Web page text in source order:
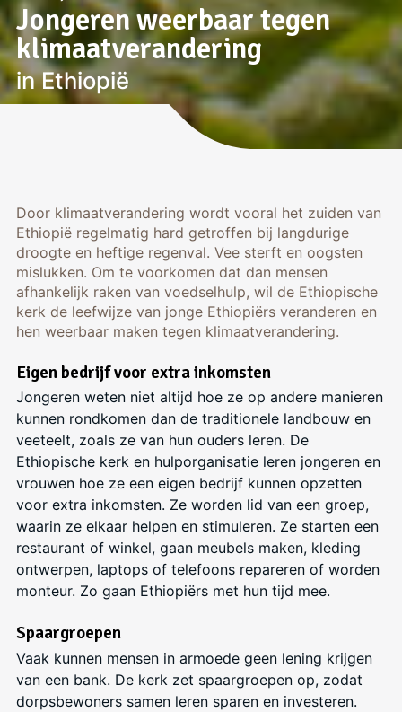
Jongeren weerbaar tegen
klimaatverandering
in Ethiopië
Door klimaatverandering wordt vooral het zuiden van
Ethiopië regelmatig hard getroffen bij langdurige
droogte en heftige regenval. Vee sterft en oogsten
mislukken. Om te voorkomen dat dan mensen
afhankelijk raken van voedselhulp, wil de Ethiopische
kerk de leefwijze van jonge Ethiopiërs veranderen en
hen weerbaar maken tegen klimaatverandering.
Eigen bedrijf voor extra inkomsten
Jongeren weten niet altijd hoe ze op andere manieren
kunnen rondkomen dan de traditionele landbouw en
veeteelt, zoals ze van hun ouders leren. De
Ethiopische kerk en hulporganisatie leren jongeren en
vrouwen hoe ze een eigen bedrijf kunnen opzetten
voor extra inkomsten. Ze worden lid van een groep,
waarin ze elkaar helpen en stimuleren. Ze starten een
restaurant of winkel, gaan meubels maken, kleding
ontwerpen, laptops of telefoons repareren of worden
monteur. Zo gaan Ethiopiërs met hun tijd mee.
Spaargroepen
Vaak kunnen mensen in armoede geen lening krijgen
van een bank. De kerk zet spaargroepen op, zodat
dorpsbewoners samen leren sparen en investeren.